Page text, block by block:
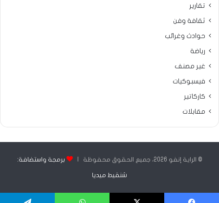
تقارير
ثقافة وفن
حوادث وغرائب
رياضة
غير مصنف
فيسبوكيات
كاركاتير
مقابلات
© الراية إنفو 2026، جميع الحقوق محفوظة | برمجة واستضافة:
شنقيط ميديا